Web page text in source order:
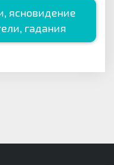
ясновидение
гадания